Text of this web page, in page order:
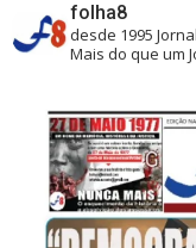
folha8
desde 1995
Mais do que um